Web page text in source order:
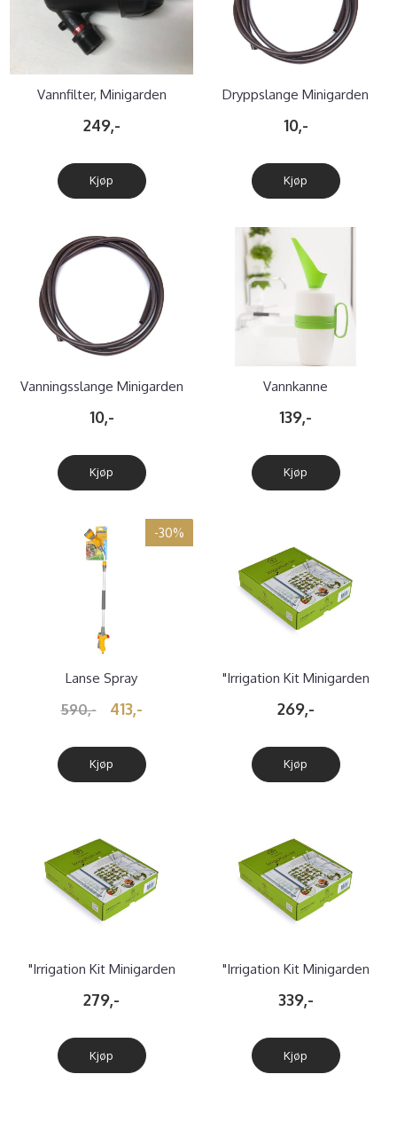
Vannfilter, Minigarden
249,-
Kjøp
Dryppslange Minigarden
Vertical, pr meter
10,-
Kjøp
Vanningsslange Minigarden
10,-
Kjøp
Vannkanne
139,-
Kjøp
-30%
Lanse Spray
590,- 413,-
Kjøp
"Irrigation Kit Minigarden
269,-
Kjøp
"Irrigation Kit Minigarden
Corner" Dryppvanning
279,-
Kjøp
"Irrigation Kit Minigarden
Vertical" Dryppvani
339,-
Kjøp